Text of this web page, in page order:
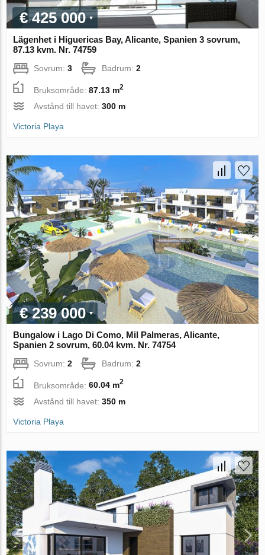
€ 425 000
Lägenhet i Higuericas Bay, Alicante, Spanien 3 sovrum,
87.13 kvm. Nr. 74759
Sovrum:3 Badrum:2
Bruksområde:87.13 m2
Avstånd till havet:300 m
Victoria Playa
€ 239 000
Bungalow i Lago Di Como, Mil Palmeras, Alicante,
Spanien 2 sovrum, 60.04 kvm. Nr. 74754
Sovrum:2 Badrum:2
Bruksområde:60.04 m2
Avstånd till havet:350 m
Victoria Playa